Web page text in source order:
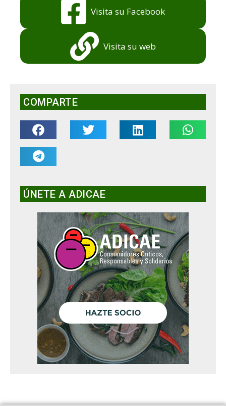
Visita su Facebook
Visita su web
COMPARTE
ÚNETE A ADICAE